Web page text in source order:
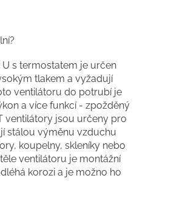
s termostatem je určen
tlakem a vyžadují
ventilátoru do potrubí je
a více funkcí - zpožděný
ventilátory jsou určeny pro
stálou výměnu vzduchu
koupelny, skleníky nebo
ventilátoru je montážní
korozi a je možno ho